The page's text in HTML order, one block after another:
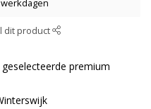
dit product
premium